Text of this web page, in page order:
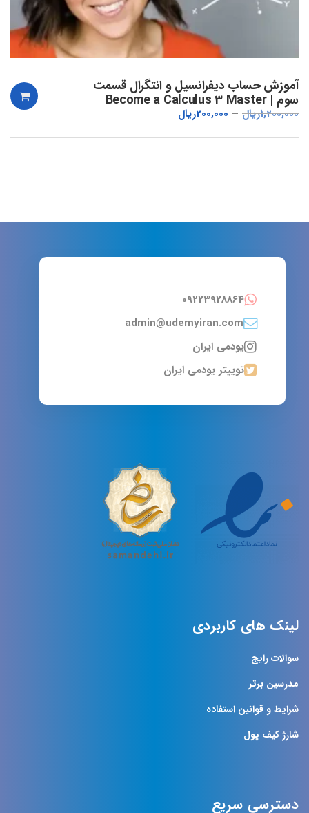
آموزش حساب دیفرانسیل و انتگرال قسمت
سوم | Become a Calculus 3 Master
1,200,000ریال 200,000ریال
09223928864
admin@udemyiran.com
یودمی ایران
توییتر یودمی ایران
لینک های کاربردی
سوالات رایج
مدرسین برتر
شرایط و قوانین استفاده
شارژ کیف پول
دسترسی سریع